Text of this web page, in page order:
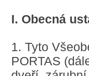
Renovace
domovních dveří
I. Obecná
1. Tyto
PORTAS